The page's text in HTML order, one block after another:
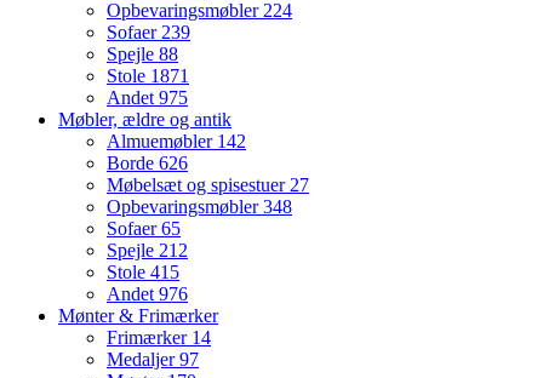
Opbevaringsmøbler 224
Sofaer 239
Spejle 88
Stole 1871
Andet 975
Møbler, ældre og antik
Almuemøbler 142
Borde 626
Møbelsæt og spisestuer 27
Opbevaringsmøbler348
Sofaer65
Spejle 212
Stole 415
Andet 976
Mønter & Frimærker
Frimærker 14
Medaljer97